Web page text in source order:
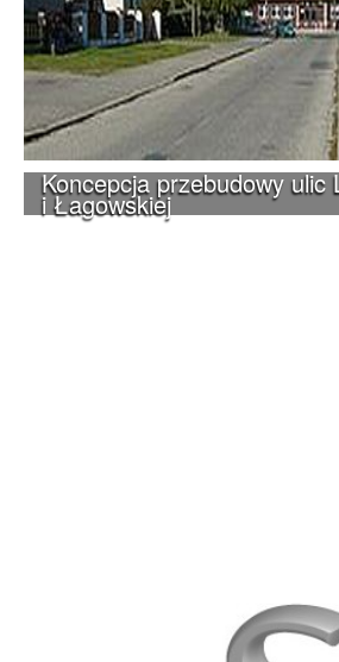
Koncepcja przebudowy ulic
i Łagowskiej